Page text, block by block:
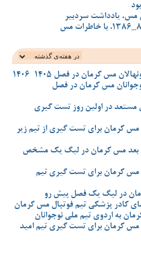
مس، یادداشت سردبیر
مس کرمان در فصل 1405-1406
مس کرمان در فصل
در اولین روز تست گیری
مس کرمان برای تست گیری از تیم زیر
بعد مس کرمان در لیگ یک مشخص
مس کرمان برای تست گیری تیم
در لیگ یک فصل پیش رو
کادر پزشکی تیم فوتبال مس کرمان
به اردوی تیم ملی نوجوانان
مس کرمان برای تست گیری تیم امید